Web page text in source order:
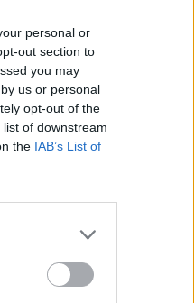
personal or
out section to
you may
us or personal
opt-out of the
of downstream
the IAB’s List of
δάνεια
08/08/2026